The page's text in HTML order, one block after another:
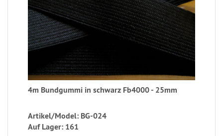
4m Bundgummi in schwarz Fb4000 - 25mm
Artikel/Model: BG-024
Auf Lager: 161